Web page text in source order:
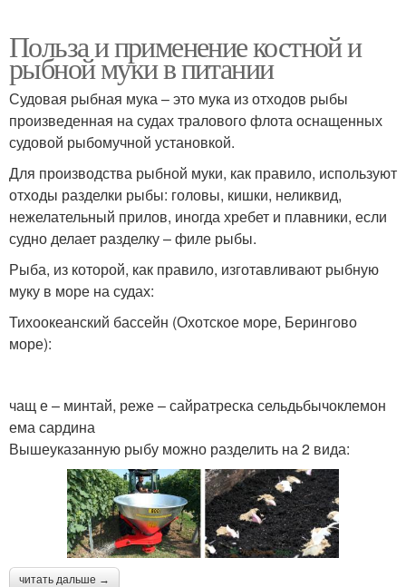
Польза и применение костной и
рыбной муки в питании
Судовая рыбная мука – это мука из отходов рыбы
произведенная на судах тралового флота оснащенных
судовой рыбомучной установкой.
Для производства рыбной муки, как правило, используют
отходы разделки рыбы: головы, кишки, неликвид,
нежелательный прилов, иногда хребет и плавники, если
судно делает разделку – филе рыбы.
Рыба, из которой, как правило, изготавливают рыбную
муку в море на судах:
Тихоокеанский бассейн (Охотское море, Берингово
море):
чащ е – минтай, реже – сайратреска сельдьбычоклемон
ема сардина
Вышеуказанную рыбу можно разделить на 2 вида:
читать дальше →